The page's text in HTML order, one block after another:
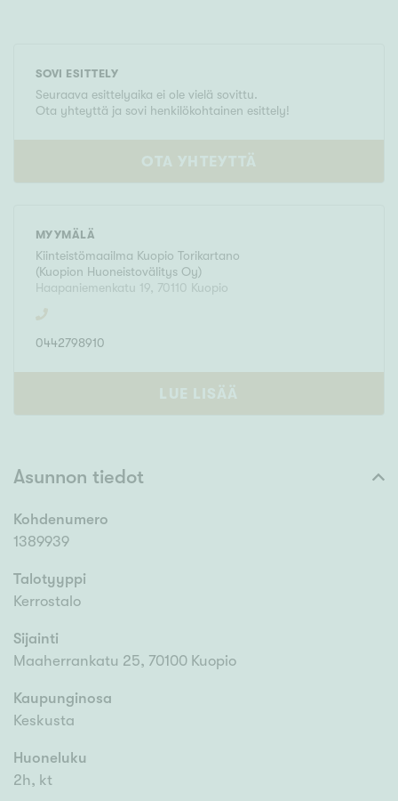
SOVI ESITTELY
Seuraava esittelyaika ei ole vielä sovittu.
Ota yhteyttä ja sovi henkilökohtainen esittely!
OTA YHTEYTTÄ
MYYMÄLÄ
Kiinteistömaailma Kuopio Torikartano
(Kuopion Huoneistovälitys Oy)
Haapaniemenkatu 19, 70110 Kuopio
0442798910
LUE LISÄÄ
Asunnon tiedot
Kohdenumero
1389939
Talotyyppi
Kerrostalo
Sijainti
Maaherrankatu 25, 70100 Kuopio
Kaupunginosa
Keskusta
Huoneluku
2h, kt